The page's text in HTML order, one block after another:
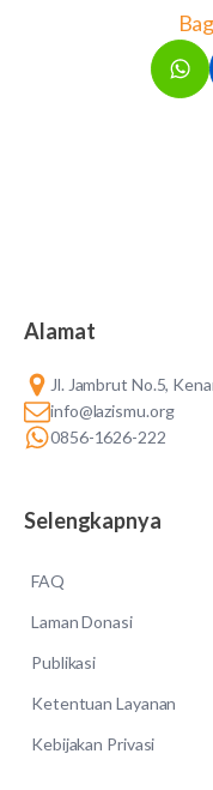
Alamat
Jl. Jambrut No.5,
info@lazismu.org
0856-1626-222
Selengkapnya
FAQ
Laman Donasi
Publikasi
Ketentuan Layanan
Kebijakan Privasi